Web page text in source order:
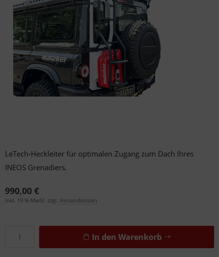
LeTech-Heckleiter für optimalen Zugang zum Dach Ihres
INEOS Grenadiers.
990,00 €
inkl. 19 % MwSt. zzgl. Versandkosten
In den Warenkorb
& Reifen
& Reifen
& Reifen
& Reifen
& Reifen